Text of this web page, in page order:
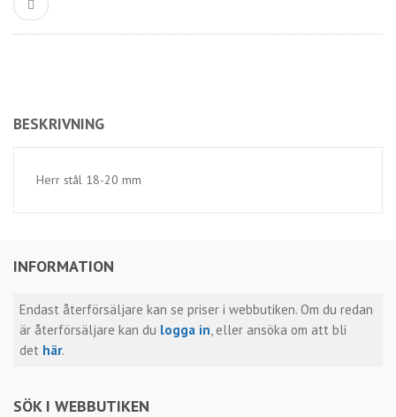
INFORMATION
Endast återförsäljare kan se priser i webbutiken. Om du redan
är återförsäljare kan du logga in, eller ansöka om att bli
det här.
SÖK I WEBBUTIKEN
BESKRIVNING
Herr stål 18-20 mm